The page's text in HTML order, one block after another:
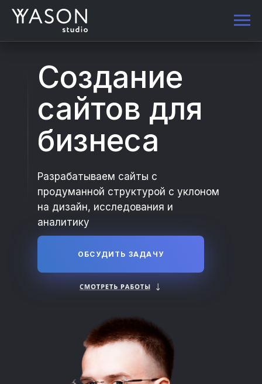
Создание
сайтов для
бизнеса
Разрабатываем сайты с
продуманной структурой с уклоном
на дизайн, исследования и
аналитику
ОБСУДИТЬ ЗАДАЧУ